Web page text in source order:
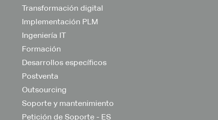
Transformación digital
Implementación PLM
Ingeniería IT
Formación
Desarrollos específicos
Postventa
Outsourcing
Soporte y mantenimiento
Petición de Soporte - ES